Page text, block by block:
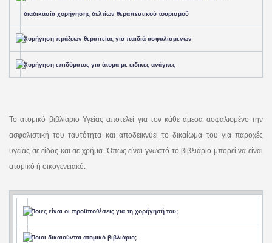
διαδικασία χορήγησης δελτίων θεραπευτικού τουρισμού
Χορήγηση πράξεων θεραπείας για παιδιά ασφαλισμένων
Χορήγηση επιδόματος για άτομα με ειδικές ανάγκες
Το ατομικό βιβλιάριο Υγείας αποτελεί για τον κάθε άμεσα ασφαλισμένο την
ασφαλιστική του ταυτότητα και αποδεικνύει το δικαίωμα του για παροχές
υγείας σε είδος και σε χρήμα. Όπως είναι γνωστό το βιβλιάριο μπορεί να είναι
ατομικό ή οικογενειακό.
Ποιες είναι οι προϋποθέσεις για τη χορήγησή του;
Ποιοι δικαιούνται ατομικό βιβλιάριο;